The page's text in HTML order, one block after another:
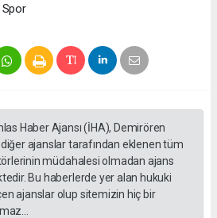
Haber Ajansı (İHA), Demirören
diğer ajanslar tarafından eklenen tüm
müdahalesi olmadan ajans
Bu haberlerde yer alan hukuki
ajanslar olup sitemizin hiç bir